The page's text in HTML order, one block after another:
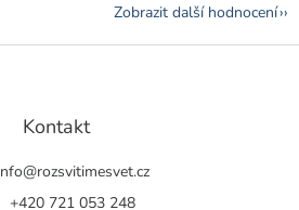
Zobrazit další hodnocení
Kontakt
@rozsvitimesvet.cz
+420 721 053 248